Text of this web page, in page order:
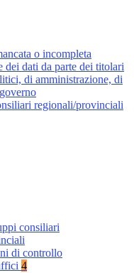
o incompleta
dei dati da parte dei titolari
di amministrazione, di
regionali/provinciali
consiliari
di controllo
4